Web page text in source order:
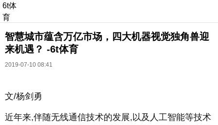
6t体
育
智慧城市蕴含万亿市场，四大机器视觉独角兽迎
来机遇？ -6t体育
2019-07-10 08:41
文/杨剑勇
近年来,伴随无线通信技术的发展,以及人工智能等技术
长按识别二维码
进入ofweek阅读全文